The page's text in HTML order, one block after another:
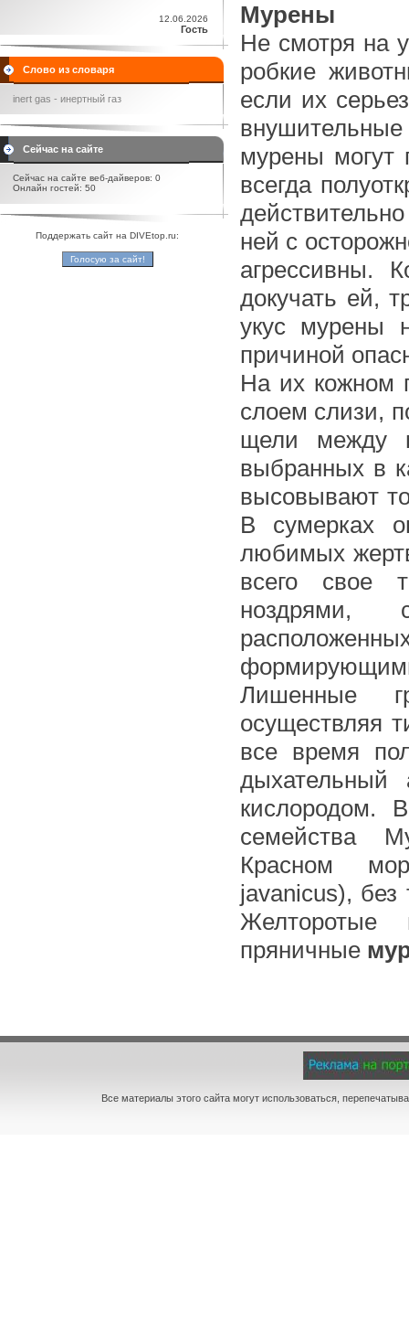
12.06.2026
Гость
Слово из словаря
inert gas - инертный газ
Сейчас на сайте
Сейчас на сайте веб-дайверов: 0
Онлайн гостей: 50
Поддержать сайт на DIVEtop.ru:
Мурены
Не смотря на
робкие
если их
внушительные
мурены могут
всегда
ней с
агрессивны.
докучать ей,
укус мурены
причиной
На их кожном
слоем слизи,
щели между
выбранных в
высовывают
В сумерках
любимых
всего свое
ноздрями,
Лишенные
осуществляя
все время
дыхательный
кислородом.
семейства
Красном
javanicus),
пряничные
Все материалы этого сайта могут использоваться,